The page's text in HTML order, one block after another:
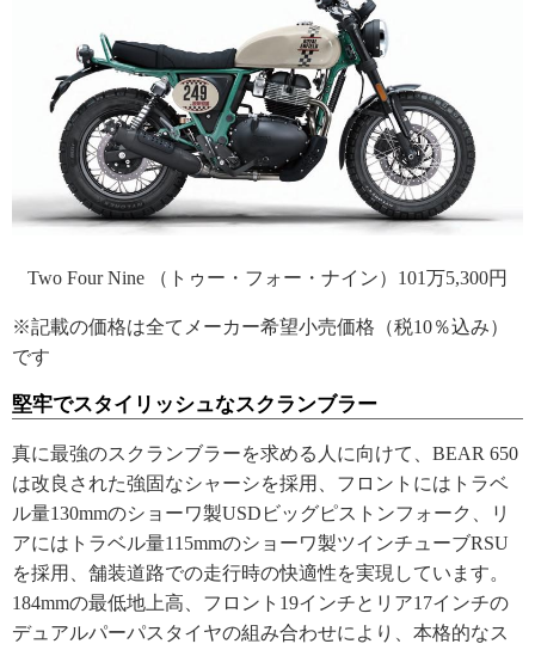
Two Four Nine （トゥー・フォー・ナイン）101万5,300円
※記載の価格は全てメーカー希望小売価格（税10％込み）
です
堅牢でスタイリッシュなスクランブラー
真に最強のスクランブラーを求める人に向けて、BEAR 650
は改良された強固なシャーシを採用、フロントにはトラベ
ル量130mmのショーワ製USDビッグピストンフォーク、リ
アにはトラベル量115mmのショーワ製ツインチューブRSU
を採用、舗装道路での走行時の快適性を実現しています。
184mmの最低地上高、フロント19インチとリア17インチの
デュアルパーパスタイヤの組み合わせにより、本格的なス